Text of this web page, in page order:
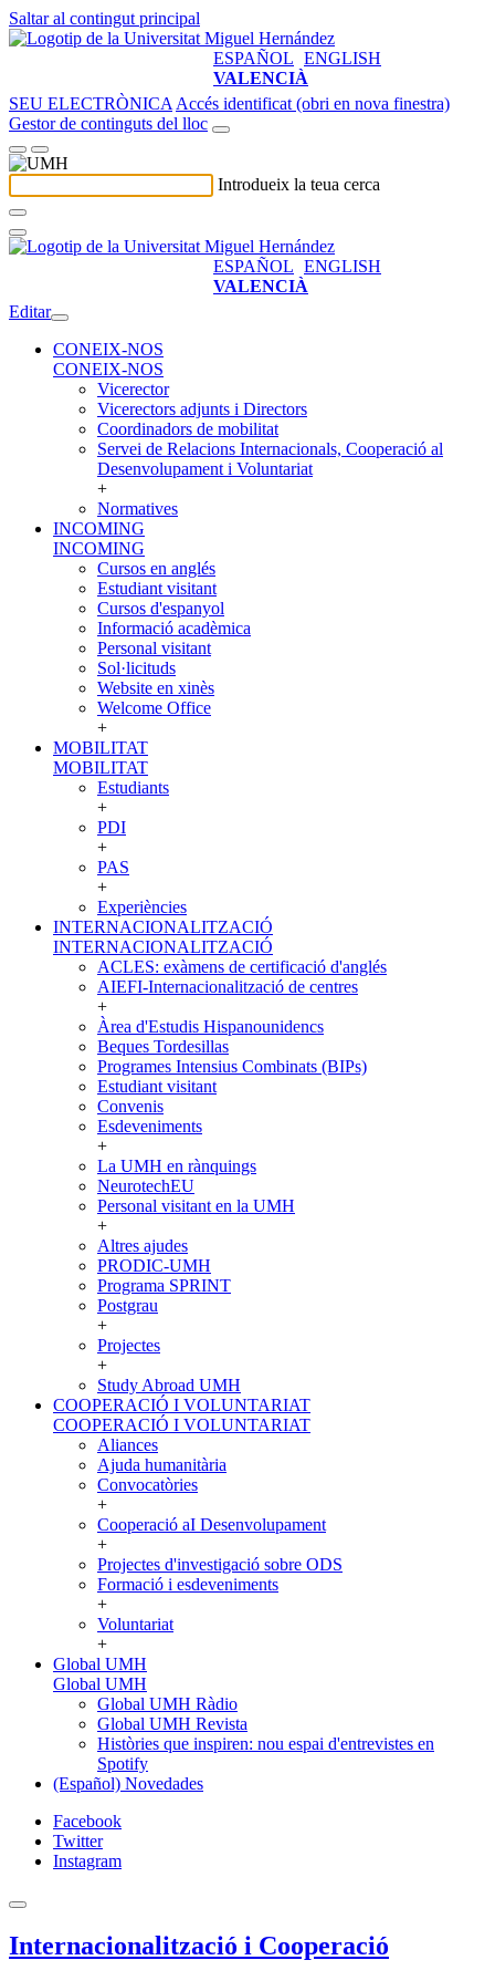
Saltar al contingut principal
ESPAÑOL ENGLISH
VALENCIÀ
SEU ELECTRÒNICA Accés identificat (obri en nova finestra)
Gestor de continguts del lloc
Introdueix la teua cerca
ESPAÑOL ENGLISH
VALENCIÀ
Editar
CONEIX-NOS
CONEIX-NOS
Vicerector
Vicerectors adjunts i Directors
Coordinadors de mobilitat
Servei de Relacions Internacionals, Cooperació al
Desenvolupament i Voluntariat
+
Normatives
INCOMING
INCOMING
Cursos en anglés
Estudiant visitant
Cursos d'espanyol
Informació acadèmica
Personal visitant
Sol·licituds
Website en xinès
Welcome Office
+
MOBILITAT
MOBILITAT
Estudiants
+
PDI
+
PAS
+
Experiències
INTERNACIONALITZACIÓ
INTERNACIONALITZACIÓ
ACLES: exàmens de certificació d'anglés
AIEFI-Internacionalització de centres
+
Àrea d'Estudis Hispanounidencs
Beques Tordesillas
Programes Intensius Combinats (BIPs)
Estudiant visitant
Convenis
Esdeveniments
+
La UMH en rànquings
NeurotechEU
Personal visitant en la UMH
+
Altres ajudes
PRODIC-UMH
Programa SPRINT
Postgrau
+
Projectes
+
Study Abroad UMH
COOPERACIÓ I VOLUNTARIAT
COOPERACIÓ I VOLUNTARIAT
Aliances
Ajuda humanitària
Convocatòries
+
Cooperació aI Desenvolupament
+
Projectes d'investigació sobre ODS
Formació i esdeveniments
+
Voluntariat
+
Global UMH
Global UMH
Global UMH Ràdio
Global UMH Revista
Històries que inspiren: nou espai d'entrevistes en
Spotify
(Español) Novedades
Facebook
Twitter
Instagram
Internacionalització i Cooperació